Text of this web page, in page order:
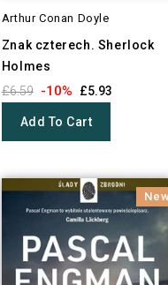
Arthur Conan Doyle
Znak czterech. Sherlock
Holmes
£6.59 -10% £5.93
Add To Cart